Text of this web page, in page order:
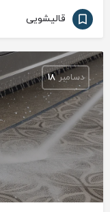
قالیشویی
دسامبر 18